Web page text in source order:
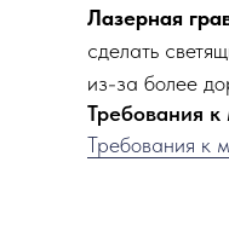
Лазерная
сделать
из-за более
Требования к
Требования к